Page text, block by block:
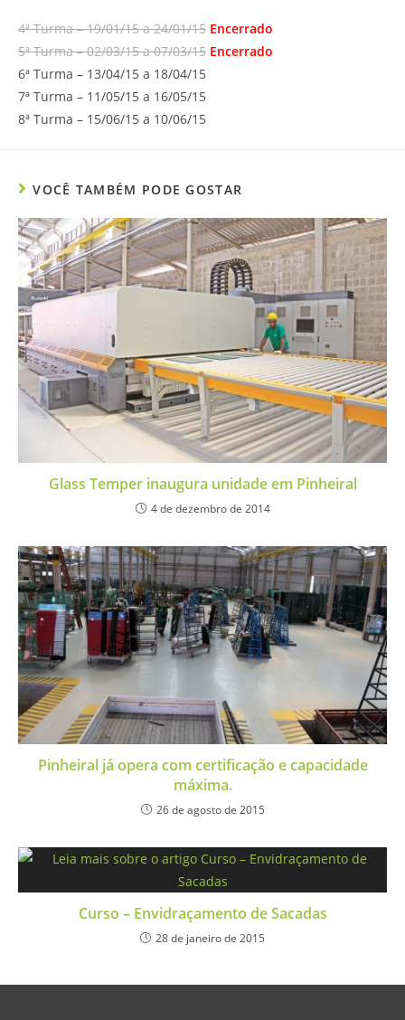
4ª Turma – 19/01/15 a 24/01/15 Encerrado
5ª Turma – 02/03/15 a 07/03/15 Encerrado
6ª Turma – 13/04/15 a 18/04/15
7ª Turma – 11/05/15 a 16/05/15
8ª Turma – 15/06/15 a 10/06/15
VOCÊ TAMBÉM PODE GOSTAR
Glass Temper inaugura unidade em Pinheiral
4 de dezembro de 2014
Pinheiral já opera com certificação e capacidade
máxima.
26 de agosto de 2015
Curso – Envidraçamento de Sacadas
28 de janeiro de 2015